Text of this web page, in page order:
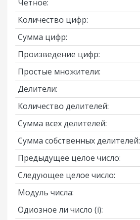
Четное:
Количество цифр:
Сумма цифр:
Произведение цифр:
Простые множители:
Делители:
Количество делителей:
Сумма всех делителей:
Сумма собственных делителей:
Предыдущее целое число:
Следующее целое число:
Модуль числа:
Одиозное ли число (i):